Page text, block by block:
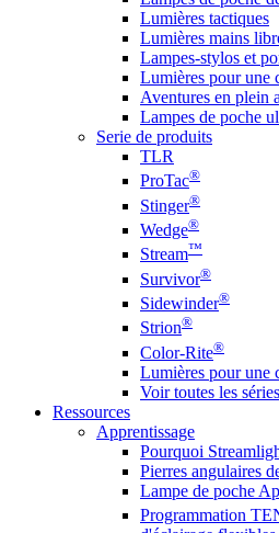
Lumières tactiques
Lumières mains
Lampes-stylos et
Lumières pour une
Aventures en plein
Lampes de poche
Serie de produits
TLR
ProTac®
Stinger®
Wedge®
Stream™
Survivor®
Sidewinder®
Strion®
Color-Rite®
Lumières pour une
Voir toutes les séries
Ressources
Apprentissage
Pourquoi
Pierres angulaires
Lampe de poche
Programmation